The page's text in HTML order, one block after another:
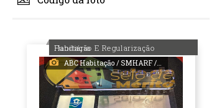
Habitação E Regularização Fundiária
ABC Habitação / SMHARF / PMPA